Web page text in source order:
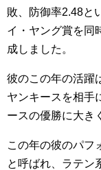
敗、防御率2.48と
イ・ヤング賞を同
成しました。
彼のこの年の活躍
ヤンキースを相手
ースの優勝に大き
この年の彼のパフ
と呼ばれ、ラテン